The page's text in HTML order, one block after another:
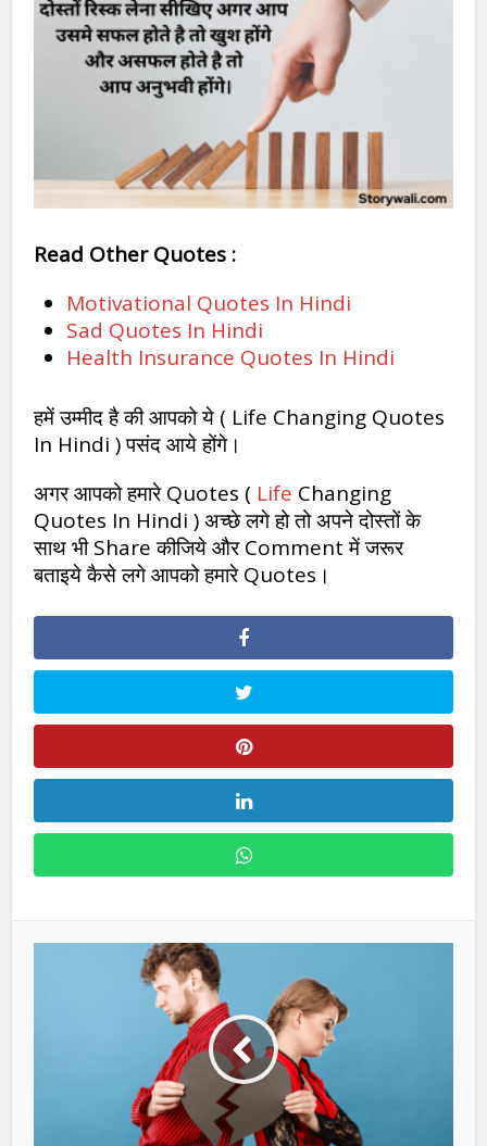
Read Other Quotes :
Motivational Quotes In Hindi
Sad Quotes In Hindi
Health Insurance Quotes In Hindi
हमें उम्मीद है की आपको ये ( Life Changing Quotes
In Hindi ) पसंद आये होंगे।
अगर आपको हमारे Quotes ( Life Changing
Quotes In Hindi ) अच्छे लगे हो तो अपने दोस्तों के
साथ भी Share कीजिये और Comment में जरूर
बताइये कैसे लगे आपको हमारे Quotes।